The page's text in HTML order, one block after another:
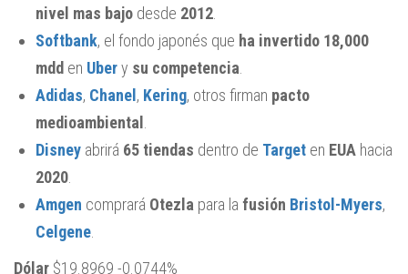
nivel mas bajodesde 2012.
Softbank, el fondo japonés que ha invertido 18,000
mdd en Ubery su competencia
Adidas, Chanel , Kering, otros firman pacto
medioambiental
Disneyabrirá 65 tiendas dentro de Targeten EUAhacia
2020.
Amgen comprará Otezla para la fusión Bristol-Myers,
Celgene.
Dólar $19.8969 -0.0744%